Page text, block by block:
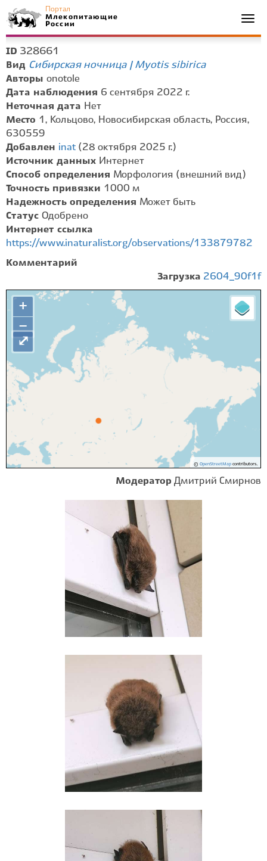
Портал
Млекопитающие
России
ID 328661
Вид Сибирская ночница | Myotis sibirica
Авторы onotole
Дата наблюдения 6 сентября 2022 г.
Неточная дата Нет
Место 1, Кольцово, Новосибирская область, Россия,
630559
Добавлен inat (28 октября 2025 г.)
Источник данных Интернет
Способ определения Морфология (внешний вид)
Точность привязки 1000 м
Надежность определения Может быть
Статус Одобрено
Интернет ссылка
https://www.inaturalist.org/observations/133879782
Комментарий
Загрузка 2604_90f1f
+
−
© OpenStreetMapcontributors.
⤢
Модератор Дмитрий Смирнов